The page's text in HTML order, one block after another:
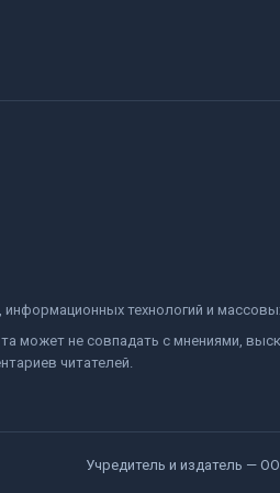
технологий и
может не совпадать с мнениями,
читателей.
Учредитель и издатель —